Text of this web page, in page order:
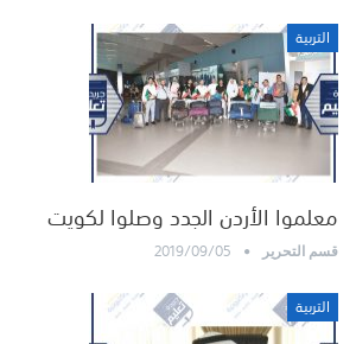
التربية
معلموا الأردن الجدد وصلوا لكويت
قسم التحرير 2019/09/05
التربية